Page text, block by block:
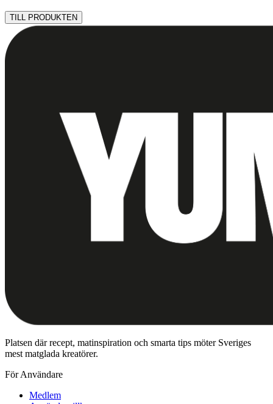
TILL PRODUKTEN
Platsen där recept, matinspiration och smarta tips möter Sveriges
mest matglada kreatörer.
För Användare
Medlem